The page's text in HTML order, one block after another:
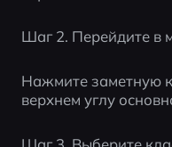
Шаг 2. Перейдите в
Нажмите заметную
верхнем углу